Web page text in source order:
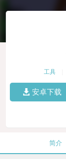
工具
安卓下载
简介